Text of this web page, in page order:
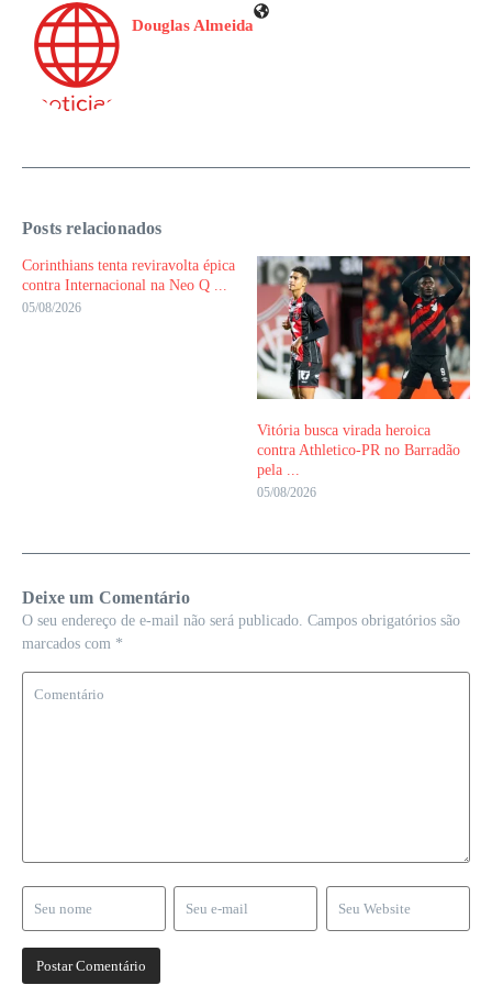
Douglas Almeida
Posts relacionados
Corinthians tenta reviravolta épica
contra Internacional na Neo Q ...
05/08/2026
Vitória busca virada heroica
contra Athletico-PR no Barradão
pela ...
05/08/2026
Deixe um Comentário
O seu endereço de e-mail não será publicado. Campos obrigatórios são
marcados com *